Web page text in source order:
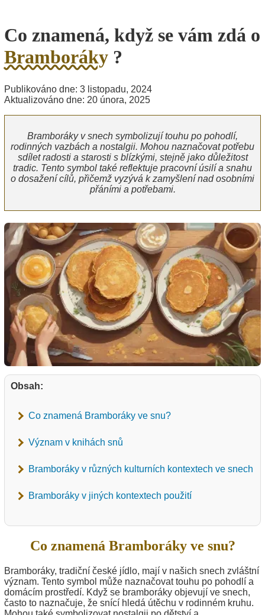
Co znamená, když se vám zdá o
Bramboráky ?
Publikováno dne: 3 listopadu, 2024
Aktualizováno dne: 20 února, 2025
Bramboráky v snech symbolizují touhu po pohodlí,
rodinných vazbách a nostalgii. Mohou naznačovat potřebu
sdílet radosti a starosti s blízkými, stejně jako důležitost
tradic. Tento symbol také reflektuje pracovní úsilí a snahu
o dosažení cílů, přičemž vyzývá k zamyšlení nad osobními
přáními a potřebami.
Obsah:
Co znamená Bramboráky ve snu?
Význam v knihách snů
Bramboráky v různých kulturních kontextech ve snech
Bramboráky v jiných kontextech použití
Co znamená Bramboráky ve snu?
Bramboráky, tradiční české jídlo, mají v našich snech zvláštní
význam. Tento symbol může naznačovat touhu po pohodlí a
domácím prostředí. Když se bramboráky objevují ve snech,
často to naznačuje, že snící hledá útěchu v rodinném kruhu.